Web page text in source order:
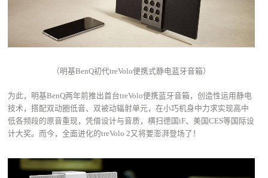
（明基BenQ初代treVolo便携式静电蓝牙音箱）
为此，明基BenQ两年前推出首台treVolo便携蓝牙音箱，创造性运用静电
技术，搭配双动圈低音、双被动辐射单元，在小巧机身中力求实现高中
低各频段的原音重现，凭借设计与音质，横扫德国iF、美国CES等国际设
计大奖。而今，全面进化的treVolo 2又将要澎湃登场了！